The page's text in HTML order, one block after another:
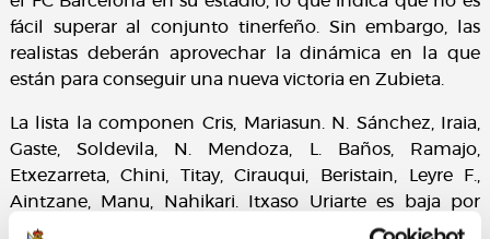
fácil superar al conjunto tinerfeño. Sin embargo, las
realistas deberán aprovechar la dinámica en la que
están para conseguir una nueva victoria en Zubieta.
La lista la componen Cris, Mariasun. N. Sánchez, Iraia,
Gaste, Soldevila, N. Mendoza, L. Baños, Ramajo,
Etxezarreta, Chini, Titay, Cirauqui, Beristain, Leyre F.,
Aintzane, Manu, Nahikari. Itxaso Uriarte es baja por
sanción, Nerea Eizagirre es baja médica y Maialen